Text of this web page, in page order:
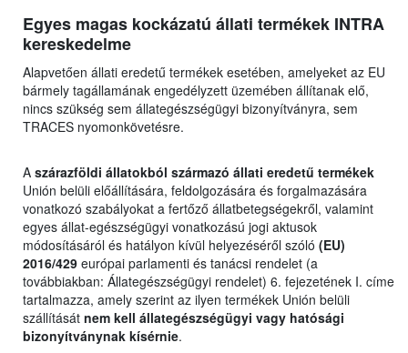
Egyes magas kockázatú állati termékek INTRA
kereskedelme
Alapvetően állati eredetű termékek esetében, amelyeket az EU
bármely tagállamának engedélyzett üzemében állítanak elő,
nincs szükség sem állategészségügyi bizonyítványra, sem
TRACES nyomonkövetésre.
A szárazföldi állatokból származó állati eredetű termékek
Unión belüli előállítására, feldolgozására és forgalmazására
vonatkozó szabályokat a fertőző állatbetegségekről, valamint
egyes állat-egészségügyi vonatkozású jogi aktusok
módosításáról és hatályon kívül helyezéséről szóló (EU)
2016/429 európai parlamenti és tanácsi rendelet (a
továbbiakban: Állategészségügyi rendelet) 6. fejezetének I. címe
tartalmazza, amely szerint az ilyen termékek Unión belüli
szállítását nem kell állategészségügyi vagy hatósági
bizonyítványnak kísérnie.